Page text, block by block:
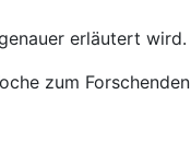
erläutert wird.
zum